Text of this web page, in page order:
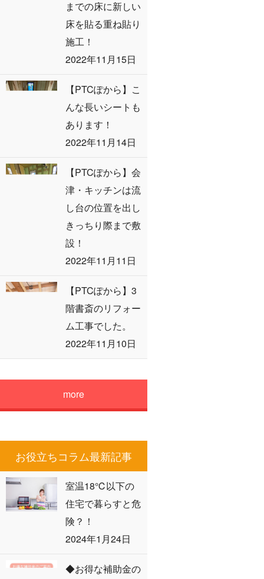
までの床に新しい
床を貼る重ね貼り
施工！
2022年11月15日
【PTCぽから】こ
んな長いシートも
あります！
2022年11月14日
【PTCぽから】会
津・キッチンは流
し台の位置を出し
きっちり際まで敷
設！
2022年11月11日
【PTCぽから】3
階書斎のリフォー
ム工事でした。
2022年11月10日
more
お役立ちコラム最新記事
室温18℃以下の
住宅で暮らすと危
険？！
2024年1月24日
◆お得な補助金の